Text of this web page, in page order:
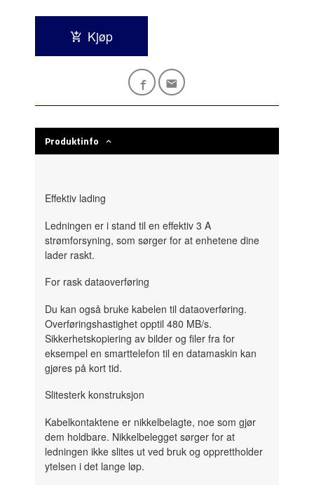
Kjøp
Produktinfo
Effektiv lading
Ledningen er i stand til en effektiv 3 A
strømforsyning, som sørger for at enhetene dine
lader raskt.
For rask dataoverføring
Du kan også bruke kabelen til dataoverføring.
Overføringshastighet opptil 480 MB/s.
Sikkerhetskopiering av bilder og filer fra for
eksempel en smarttelefon til en datamaskin kan
gjøres på kort tid.
Slitesterk konstruksjon
Kabelkontaktene er nikkelbelagte, noe som gjør
dem holdbare. Nikkelbelegget sørger for at
ledningen ikke slites ut ved bruk og opprettholder
ytelsen i det lange løp.